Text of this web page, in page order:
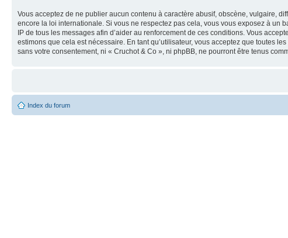
Vous acceptez de ne publier aucun contenu à caractère abusif, obscène, vulgaire,
encore la loi internationale. Si vous ne respectez pas cela, vous vous exposez à un
IP de tous les messages afin d’aider au renforcement de ces conditions. Vous
estimons que cela est nécessaire. En tant qu’utilisateur, vous acceptez que toutes
sans votre consentement, ni « Cruchot & Co », ni phpBB, ne pourront être tenus
Index du forum